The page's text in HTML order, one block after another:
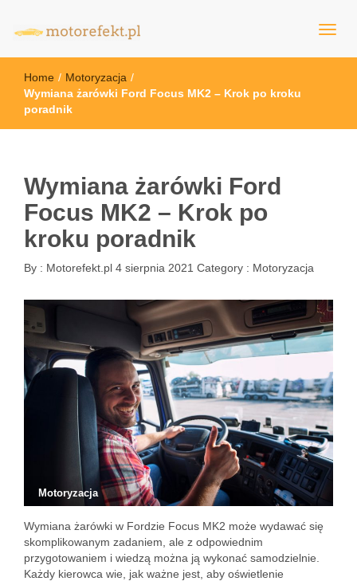
motorefekt.pl
Home / Motoryzacja /
Wymiana żarówki Ford Focus MK2 – Krok po kroku
poradnik
Wymiana żarówki Ford
Focus MK2 – Krok po
kroku poradnik
By : Motorefekt.pl 4 sierpnia 2021 Category : Motoryzacja
Motoryzacja
Wymiana żarówki w Fordzie Focus MK2 może wydawać się
skomplikowanym zadaniem, ale z odpowiednim
przygotowaniem i wiedzą można ją wykonać samodzielnie.
Każdy kierowca wie, jak ważne jest, aby oświetlenie